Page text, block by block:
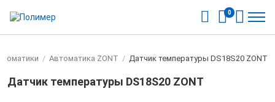
0
/ Автоматика ZONT / Датчик температуры DS18S20 ZONT
Датчик температуры DS18S20 ZONT